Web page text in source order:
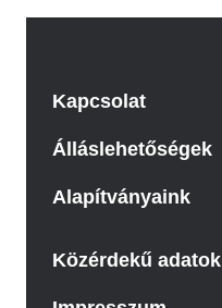
Kapcsolat
Álláslehetőségek
Alapítványaink
Közérdekű adatok